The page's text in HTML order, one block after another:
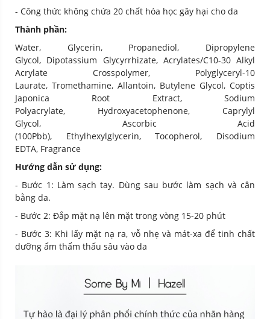
- Công thức không chứa 20 chất hóa học gây hại cho da
Thành phần:
Water, Glycerin, Propanediol, Dipropylene
Glycol, Dipotassium Glycyrrhizate, Acrylates/​C10-30 Alkyl
Acrylate Crosspolymer, Polyglyceryl-10
Laurate, Tromethamine, Allantoin, Butylene Glycol, Coptis
Japonica Root Extract, Sodium
Polyacrylate, Hydroxyacetophenone, Caprylyl
Glycol, Ascorbic Acid
(100Pbb), Ethylhexylglycerin, Tocopherol, Disodium
EDTA, Fragrance
Hướng dẫn sử dụng:
- Bước 1: Làm sạch tay. Dùng sau bước làm sạch và cân
bằng da.
- Bước 2: Đắp mặt nạ lên mặt trong vòng 15-20 phút
- Bước 3: Khi lấy mặt nạ ra, vỗ nhẹ và mát-xa để tinh chất
dưỡng ẩm thẩm thấu sâu vào da